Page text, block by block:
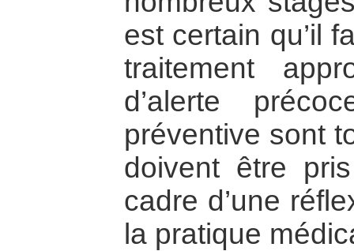
est certain qu’il
traitement
d’alerte
préventive sont
doivent être
cadre d’une
la pratique